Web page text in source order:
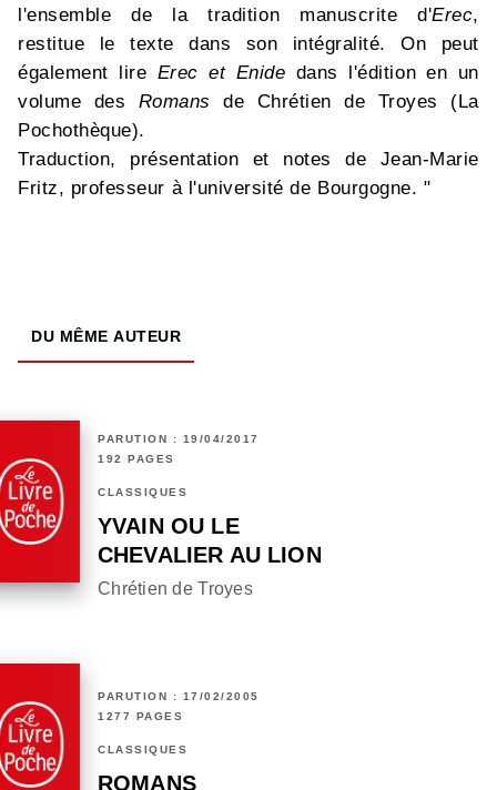
l'ensemble de la tradition manuscrite d'Erec,
restitue le texte dans son intégralité. On peut
également lire Erec et Enide dans l'édition en un
volume des Romans de Chrétien de Troyes (La
Pochothèque).
Traduction, présentation et notes de Jean-Marie
Fritz, professeur à l'université de Bourgogne. "
DU MÊME AUTEUR
PARUTION : 19/04/2017
192 PAGES
CLASSIQUES
YVAIN OU LE
CHEVALIER AU LION
Chrétien de Troyes
PARUTION : 17/02/2005
1277 PAGES
CLASSIQUES
ROMANS